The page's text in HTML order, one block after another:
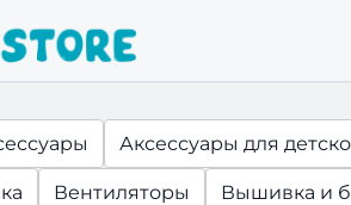
Аксессуары для
Вентиляторы Вышивка и